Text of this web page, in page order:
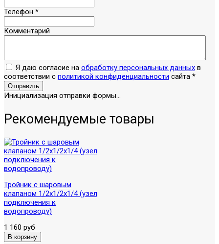
Телефон *
Комментарий
Я даю согласие на обработку персональных данных в
соответствии с политикой конфиденциальности сайта *
Отправить
Инициализация отправки формы...
Рекомендуемые товары
Тройник с шаровым
клапаном 1/2х1/2х1/4 (узел
подключения к
водопроводу)
1 160 руб